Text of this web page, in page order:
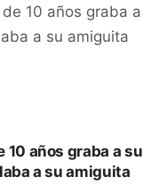
10 años graba a su
a su amiguita